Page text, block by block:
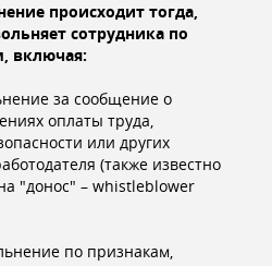
происходит тогда,
сотрудника по
включая:
за сообщение о
оплаты труда,
или других
(также известно
"донос" – whistleblower
по признакам,